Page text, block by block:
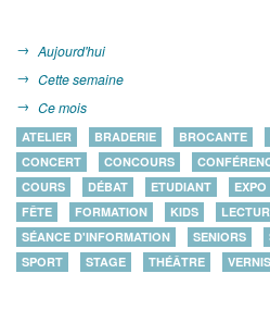
Aujourd'hui
Cette semaine
Ce mois
ATELIER BRADERIE BROCANTE
CONCERT
CONCOURS
COURS
DÉBAT ETUDIANT EXPO
FÊTE
FORMATION KIDS
SÉANCE D'INFORMATION
SENIORS
SPORT
STAGE THÉÂTRE